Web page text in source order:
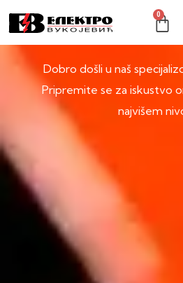
0
SHOP
Dobro došli u naš
Pripremite se za iskustvo
najvišem